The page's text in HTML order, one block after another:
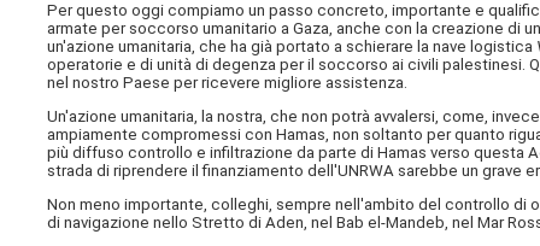
Per questo oggi compiamo un passo concreto, importante e
armate per soccorso umanitario a Gaza, anche con la creazione di
un'azione umanitaria, che ha già portato a schierare la nave logistica
operatorie e di unità di degenza per il soccorso ai civili palestinesi.
nel nostro Paese per ricevere migliore assistenza.
Un'azione umanitaria, la nostra, che non potrà avvalersi, come,
ampiamente compromessi con Hamas, non soltanto per quanto
più diffuso controllo e infiltrazione da parte di Hamas verso questa
strada di riprendere il finanziamento dell'UNRWA sarebbe un grave
Non meno importante, colleghi, sempre nell'ambito del controllo di
di navigazione nello Stretto di Aden, nel Bab el-Mandeb, nel Mar